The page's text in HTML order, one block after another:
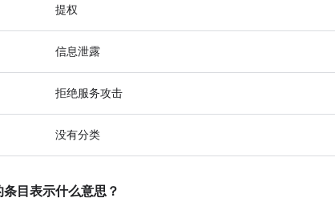
提权
信息泄露
拒绝服务攻击
没有分类
目表示什么意思？